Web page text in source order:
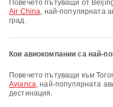
Повечето пътуващи от
Air China, най-популярната
град.
Кои авиокомпании са най-
Повечето пътуващи към
Avianca, най-популярната
дестинация.